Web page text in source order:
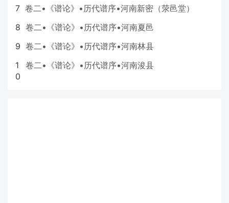
7 卷二•《谱论》•历代谱序•河南新密（荥邑堂）
8 卷二•《谱论》•历代谱序•河南夏邑
9 卷二•《谱论》•历代谱序•河南林县
1
0
卷二•《谱论》•历代谱序•河南浚县